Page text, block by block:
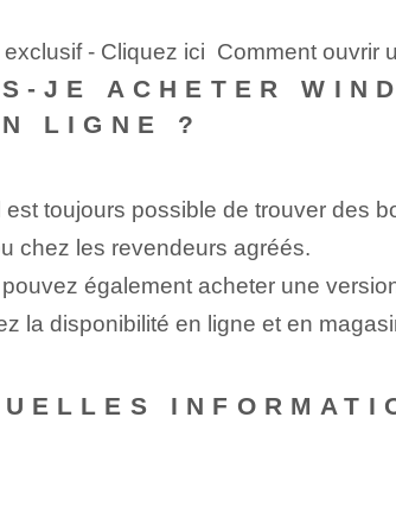
- Cliquez ici Comment ouvrir
JE ACHETER
LIGNE ?
est toujours possible de trouver des
chez les revendeurs agréés.
également acheter une
la disponibilité en ligne et en